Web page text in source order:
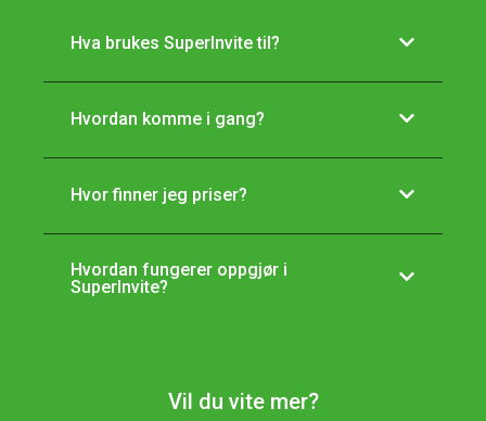
Vil du vite mer?
Hva brukes SuperInvite til?
Hvordan komme i gang?
Hvor finner jeg priser?
Hvordan fungerer oppgjør i
SuperInvite?